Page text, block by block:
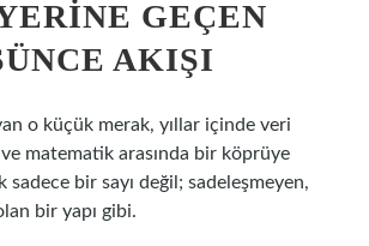
GEÇEN
AKIŞI
o küçük merak, yıllar içinde veri
matematik arasında bir köprüye
sadece bir sayı değil; sadeleşmeyen,
bir yapı gibi.